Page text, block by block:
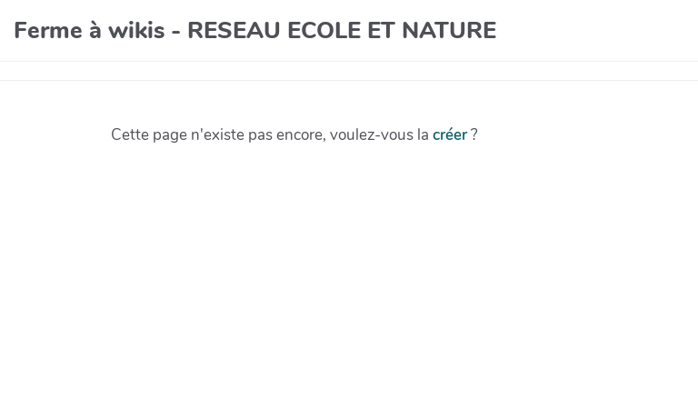
Ferme à wikis - RESEAU ECOLE ET NATURE
Cette page n'existe pas encore, voulez-vous la créer?